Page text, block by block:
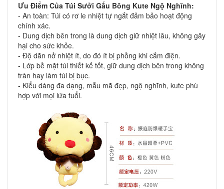
Ưu Điểm Của Túi Sưởi Gấu Bông Kute Ngộ Nghĩnh:
- An toàn: Túi có rơ le nhiệt tự ngắt đảm bảo hoạt động
chính xác.
- Dung dịch bên trong là dung dịch giữ nhiệt lâu, không gây
hại cho sức khỏe.
- Độ dãn nở nhiệt ít, do đó ít bị phồng khi cắm điện.
- Lớp bề mặt túi thiết kế tốt, giữ dung dịch bên trong không
tràn hay làm túi bị bục.
- Kiểu dáng đa dạng, mẫu mã đẹp, ngộ nghĩnh, kute phù
hợp với mọi lứa tuổi.